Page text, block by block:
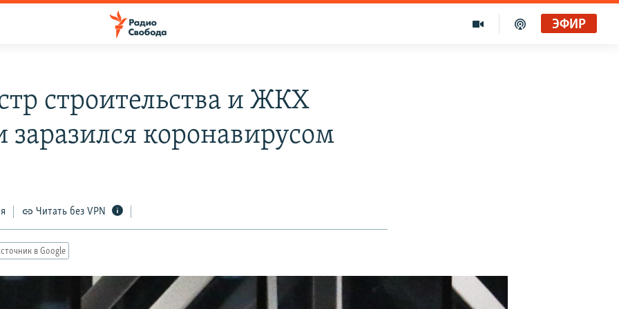
ЭФИР
строительства и ЖКХ
заразился коронавирусом
Читать без VPN
в Google